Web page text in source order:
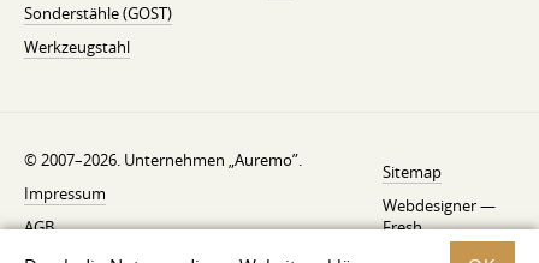
Sonderstähle (GOST)
Werkzeugstahl
© 2007–2026. Unternehmen „Auremo”.
Impressum
AGB
Sitemap
Webdesigner —
Fresh